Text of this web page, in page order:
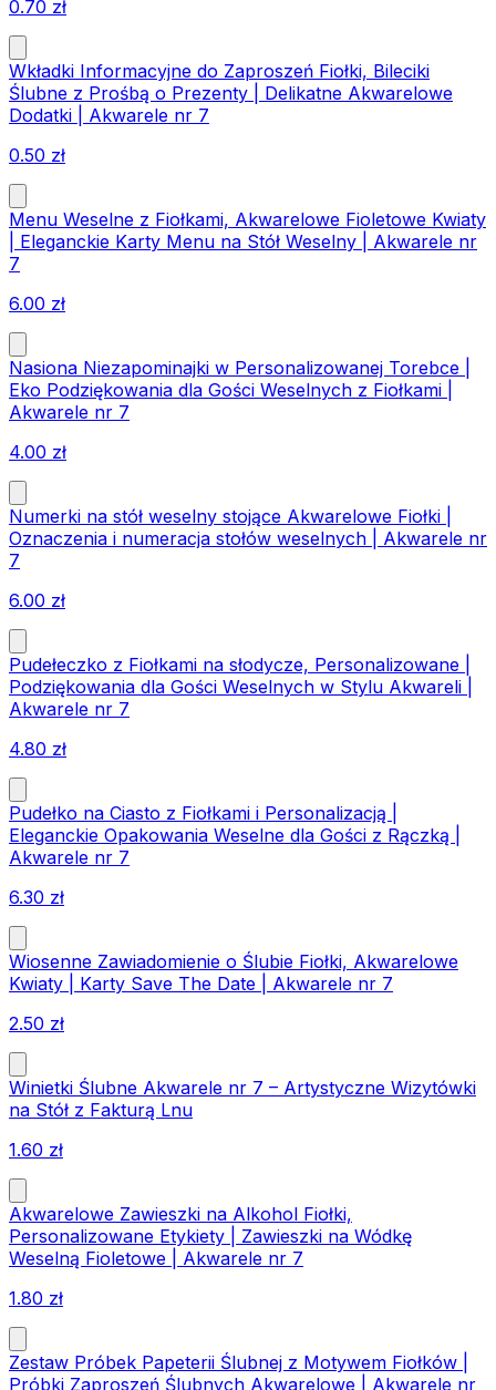
0.70 zł
Wkładki Informacyjne do Zaproszeń Fiołki, Bileciki
Ślubne z Prośbą o Prezenty | Delikatne Akwarelowe
Dodatki | Akwarele nr 7
0.50 zł
Menu Weselne z Fiołkami, Akwarelowe Fioletowe Kwiaty
| Eleganckie Karty Menu na Stół Weselny | Akwarele nr
7
6.00 zł
Nasiona Niezapominajki w Personalizowanej Torebce |
Eko Podziękowania dla Gości Weselnych z Fiołkami |
Akwarele nr 7
4.00 zł
Numerki na stół weselny stojące Akwarelowe Fiołki |
Oznaczenia i numeracja stołów weselnych | Akwarele nr
7
6.00 zł
Pudełeczko z Fiołkami na słodycze, Personalizowane |
Podziękowania dla Gości Weselnych w Stylu Akwareli |
Akwarele nr 7
4.80 zł
Pudełko na Ciasto z Fiołkami i Personalizacją |
Eleganckie Opakowania Weselne dla Gości z Rączką |
Akwarele nr 7
6.30 zł
Wiosenne Zawiadomienie o Ślubie Fiołki, Akwarelowe
Kwiaty | Karty Save The Date | Akwarele nr 7
2.50 zł
Winietki Ślubne Akwarele nr 7 – Artystyczne Wizytówki
na Stół z Fakturą Lnu
1.60 zł
Akwarelowe Zawieszki na Alkohol Fiołki,
Personalizowane Etykiety | Zawieszki na Wódkę
Weselną Fioletowe | Akwarele nr 7
1.80 zł
Zestaw Próbek Papeterii Ślubnej z Motywem Fiołków |
Próbki Zaproszeń Ślubnych Akwarelowe | Akwarele nr